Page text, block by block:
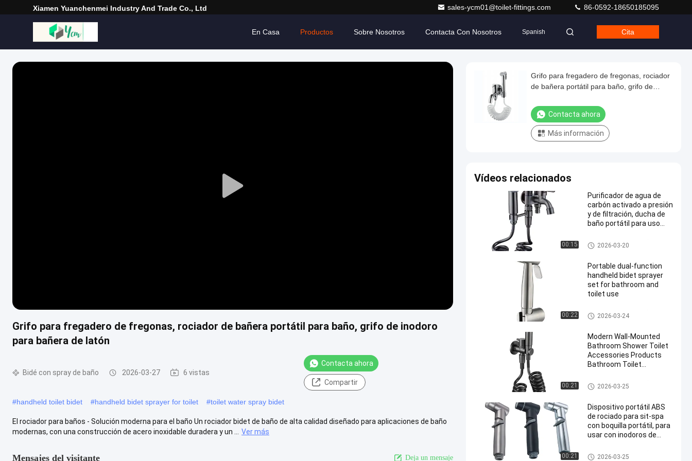
Xiamen Yuanchenmei Industry And Trade Co., Ltd sales-ycm01@toilet-fittings.com 86-0592-18650185095
En Casa Productos Sobre Nosotros Contacta Con Nosotros Spanish Cita
Play
Grifo para fregadero de fregonas, rociador de bañera portátil para baño, grifo de inodoro
para bañera de latón
Bidé con spray de baño 2026-03-27 6 vistas
Contacta ahora
Compartir
#handheld toilet bidet #handheld bidet sprayer for toilet #toilet water spray bidet
El rociador para baños - Solución moderna para el baño Un rociador bidet de baño de alta calidad diseñado para aplicaciones de baño
modernas, con una construcción de acero inoxidable duradera y un ...
Ver más
Mensajes del visitante Deja un mensaje
Grifo para fregadero de fregonas, rociador
de bañera portátil para baño, grifo de
Contacta ahora
Más información
Vídeos relacionados
00:15
Purificador de agua de
carbón activado a presión
y de filtración, ducha de
baño portátil para uso
Bidé con spray de baño
2026-03-20
00:22
Portable dual-function
handheld bidet sprayer
set for bathroom and
toilet use
Bidé con spray de baño
2026-03-24
00:21
Modern Wall-Mounted
Bathroom Shower Toilet
Accessories Products
Bathroom Toilet
Bidé con spray de baño
2026-03-25
00:21
Dispositivo portátil ABS
de rociado para sit-spa
con boquilla portátil, para
usar con inodoros de
Bidé con spray de baño
2026-03-25